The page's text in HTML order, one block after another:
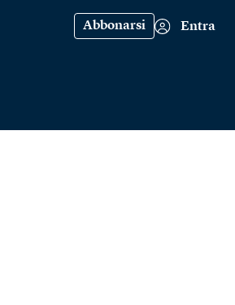
Abbonarsi Entra